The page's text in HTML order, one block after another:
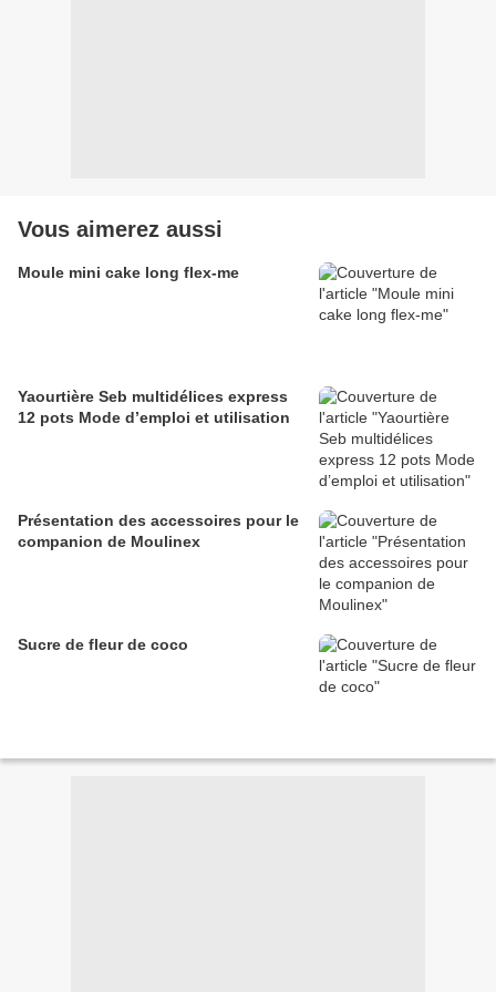
Vous aimerez aussi
Moule mini cake long flex-me
Yaourtière Seb multidélices express
12 pots Mode d’emploi et utilisation
Présentation des accessoires pour le
companion de Moulinex
Sucre de fleur de coco